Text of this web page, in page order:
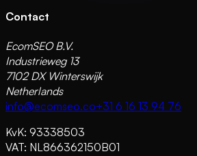
Contact
EcomSEO B.V.
Industrieweg 13
7102 DX Winterswijk
Netherlands
info@ecomseo.co+31 6 16 13 94 76
KvK: 93338503
VAT: NL866362150B01